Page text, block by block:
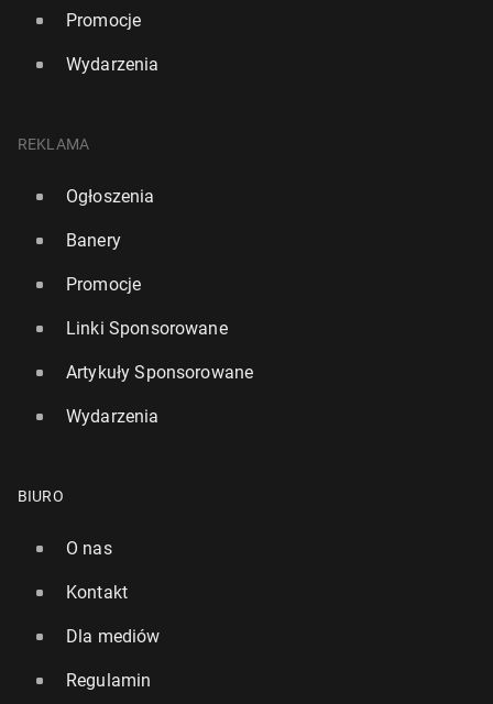
Promocje
Wydarzenia
REKLAMA
Ogłoszenia
Banery
Promocje
Linki Sponsorowane
Artykuły Sponsorowane
Wydarzenia
BIURO
O nas
Kontakt
Dla mediów
Regulamin